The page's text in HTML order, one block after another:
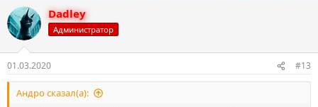
Dadley
Администратор
01.03.2020 #13
Андро сказал(а):